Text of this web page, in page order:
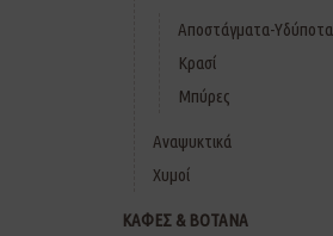
Αποστάγματα-Υδύποτα
Κρασί
Μπύρες
Αναψυκτικά
Χυμοί
ΚΑΦΕΣ & ΒΟΤΑΝΑ